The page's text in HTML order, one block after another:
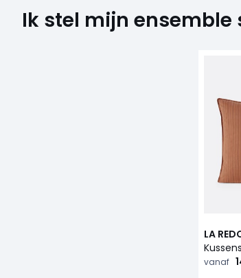
Ik stel mijn ensemble
LA
vanaf